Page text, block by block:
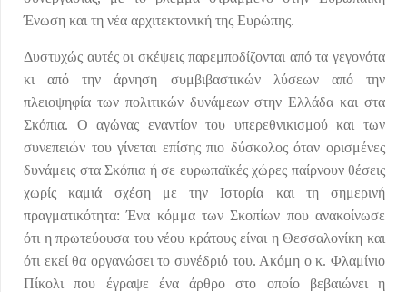
Ένωση και τη νέα αρχιτεκτονική της Ευρώπης.
Δυστυχώς αυτές οι σκέψεις παρεμποδίζονται από τα γεγονότα
κι από την άρνηση συμβιβαστικών λύσεων από την
πλειοψηφία των πολιτικών δυνάμεων στην Ελλάδα και στα
Σκόπια. Ο αγώνας εναντίον του υπερεθνικισμού και των
συνεπειών του γίνεται επίσης πιο δύσκολος όταν ορισμένες
δυνάμεις στα Σκόπια ή σε ευρωπαϊκές χώρες παίρνουν θέσεις
χωρίς καμιά σχέση με την Ιστορία και τη σημερινή
πραγματικότητα: Ένα κόμμα των Σκοπίων που ανακοίνωσε
ότι η πρωτεύουσα του νέου κράτους είναι η Θεσσαλονίκη και
ότι εκεί θα οργανώσει το συνέδριό του. Ακόμη ο κ. Φλαμίνιο
Πίκολι που έγραψε ένα άρθρο στο οποίο βεβαιώνει η